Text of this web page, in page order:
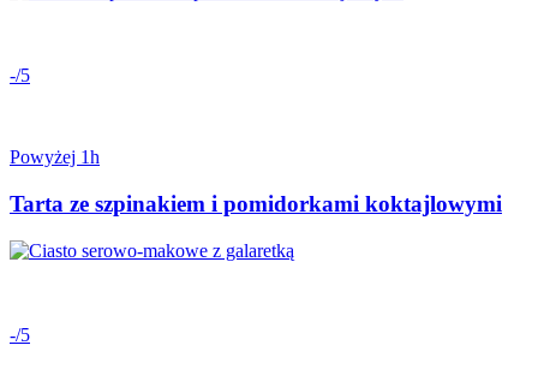
-/5
Powyżej 1h
Tarta ze szpinakiem i pomidorkami koktajlowymi
-/5